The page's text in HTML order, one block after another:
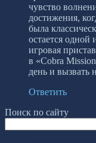
чувство
достижения,
была
остается одной
игровая
в «Cobra
день и вызвать
Ответить
Поиск по сайту